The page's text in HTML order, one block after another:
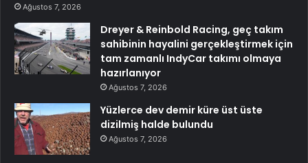
Ağustos 7, 2026
Dreyer & Reinbold Racing, geç takım
sahibinin hayalini gerçekleştirmek için
tam zamanlı IndyCar takımı olmaya
hazırlanıyor
Ağustos 7, 2026
Yüzlerce dev demir küre üst üste
dizilmiş halde bulundu
Ağustos 7, 2026